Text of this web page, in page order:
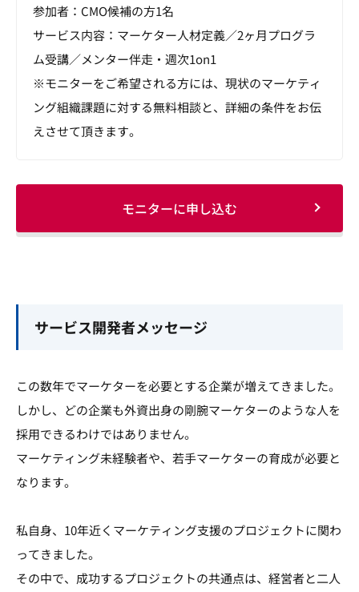
参加者：CMO候補の方1名
サービス内容：マーケター人材定義／2ヶ月プログラ
ム受講／メンター伴走・週次1on1
※モニターをご希望される方には、現状のマーケティ
ング組織課題に対する無料相談と、詳細の条件をお伝
えさせて頂きます。
モニターに申し込む
サービス開発者メッセージ
この数年でマーケターを必要とする企業が増えてきました。
しかし、どの企業も外資出身の剛腕マーケターのような人を
採用できるわけではありません。
マーケティング未経験者や、若手マーケターの育成が必要と
なります。
私自身、10年近くマーケティング支援のプロジェクトに関わ
ってきました。
その中で、成功するプロジェクトの共通点は、経営者と二人